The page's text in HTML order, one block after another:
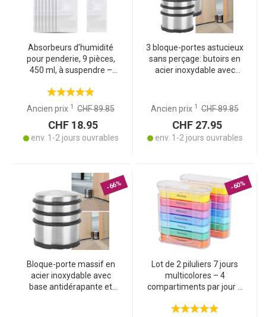
Absorbeurs d’humidité
pour penderie, 9 pièces,
450 ml, à suspendre –
mauvaises odeurs
Ancien prix 1 CHF 89.85
CHF 18.95
env. 1-2 jours ouvrables
3 bloque-portes astucieux
sans perçage: butoirs en
acier inoxydable avec
facile et rapide –
protection optimale
Ancien prix 1 CHF 89.85
CHF 27.95
env. 1-2 jours ouvrables
-66%
Bloque-porte massif en
acier inoxydable avec
base antidérapante et
-60%
Lot de 2 piluliers 7 jours
multicolores – 4
compartiments par jour –
médicaments de toute la